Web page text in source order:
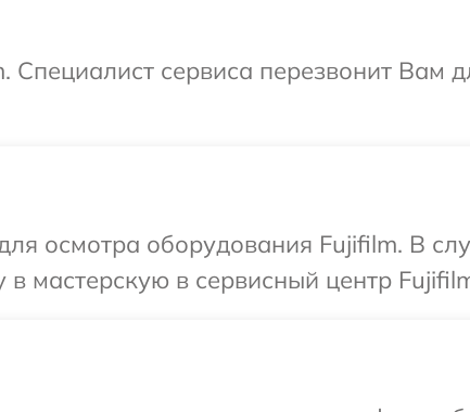
Специалист сервиса перезвонит Вам
осмотра оборудования Fujifilm. В
мастерскую в сервисный центр